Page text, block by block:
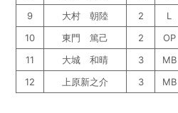
9
大村 朝陸 2 L
10
東門 篤己 2 OP
11
大城 和晴 3 MB
12
上原新之介 3 MB